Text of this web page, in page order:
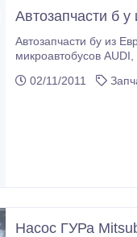
Автозапчасти б
Автозапчасти бу из Европы и Америки. Ищем оптовых покупателей.Оптовая продажа запчастей бу для легковых автомобилей и
микроавтобусов
02/11/2011
Насос ГУРа